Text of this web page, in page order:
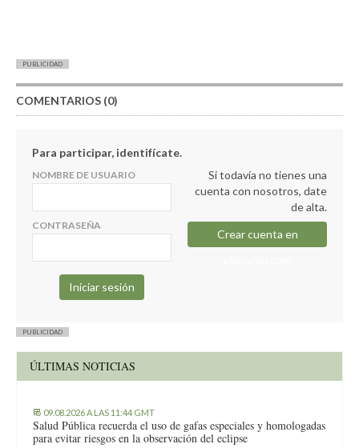
PUBLICIDAD
COMENTARIOS (0)
Para participar, identifícate.
NOMBRE DE USUARIO
CONTRASEÑA
Si todavía no tienes una
cuenta con nosotros, date
de alta.
Crear cuenta en
PUBLICIDAD
ÚLTIMAS NOTICIAS
09.08.2026 A LAS 11:44 GMT
Salud Pública recuerda el uso de gafas especiales y homologadas
para evitar riesgos en la observación del eclipse